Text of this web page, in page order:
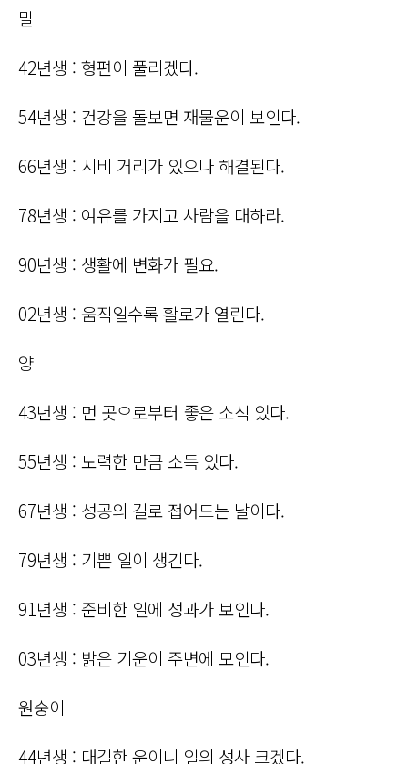
말
42년생 : 형편이 풀리겠다.
54년생 : 건강을 돌보면 재물운이 보인다.
66년생 : 시비 거리가 있으나 해결된다.
78년생 : 여유를 가지고 사람을 대하라.
90년생 : 생활에 변화가 필요.
02년생 : 움직일수록 활로가 열린다.
양
43년생 : 먼 곳으로부터 좋은 소식 있다.
55년생 : 노력한 만큼 소득 있다.
67년생 : 성공의 길로 접어드는 날이다.
79년생 : 기쁜 일이 생긴다.
91년생 : 준비한 일에 성과가 보인다.
03년생 : 밝은 기운이 주변에 모인다.
원숭이
44년생 : 대길한 운이니 일의 성사 크겠다.